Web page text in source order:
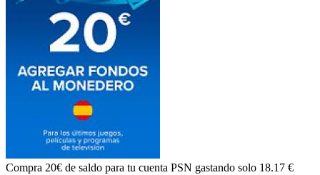
Compra 20€ de saldo para tu cuenta PSN gastando solo 18.17 €